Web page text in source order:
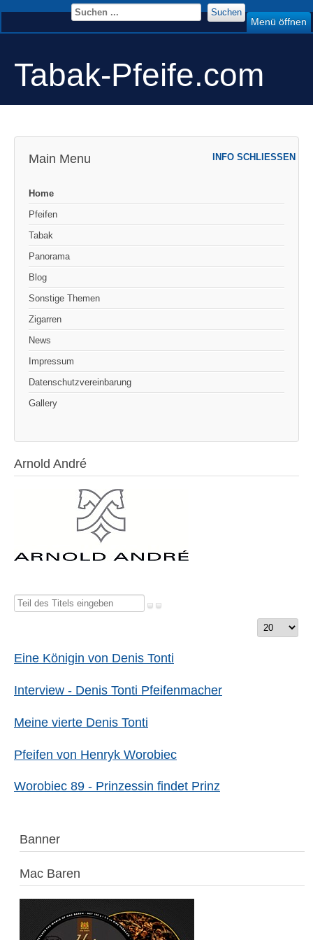
Tabak-Pfeife.com
Suchen
Menü öffnen
Main Menu
Home
Pfeifen
Tabak
Panorama
Blog
Sonstige Themen
Zigarren
News
Impressum
Datenschutzvereinbarung
Gallery
Arnold André
Teil
eingeben
Anzeige
Eine Königin von Denis Tonti
Interview - Denis Tonti Pfeifenmacher
Meine vierte Denis Tonti
Pfeifen von Henryk Worobiec
Worobiec 89 - Prinzessin findet Prinz
INFO SCHLIESSEN
Banner
Mac Baren